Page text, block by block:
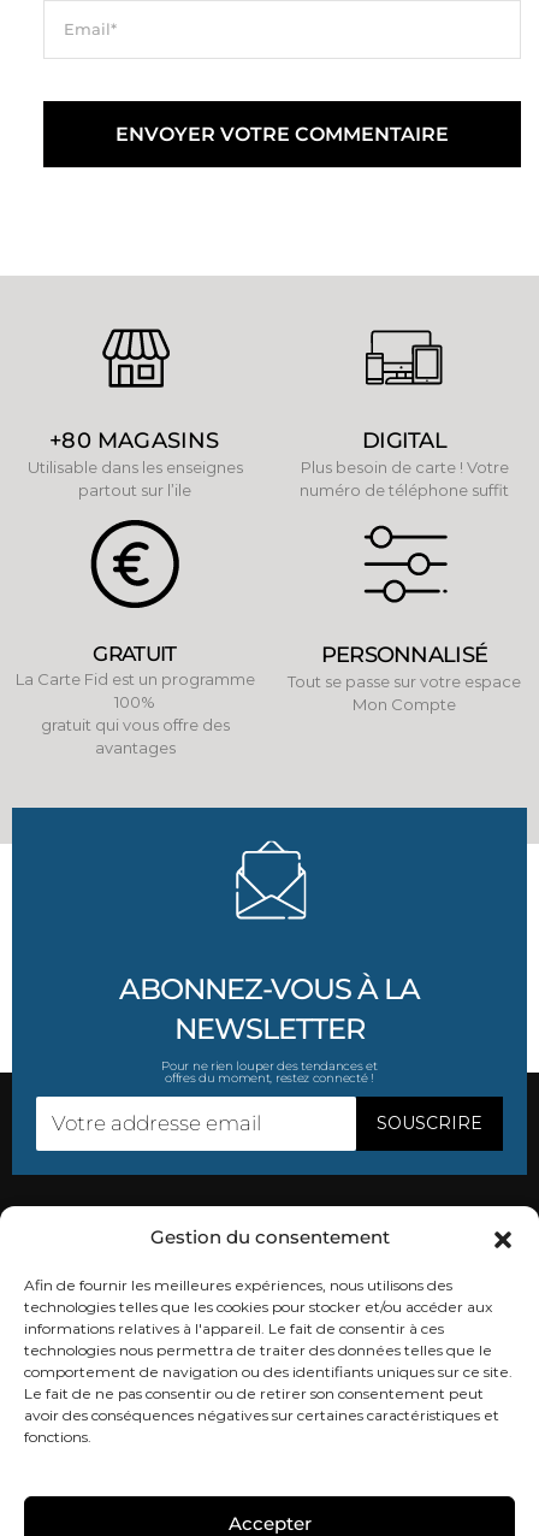
Gestion du consentement
Afin de fournir les meilleures expériences, nous utilisons des
technologies telles que les cookies pour stocker et/ou accéder aux
informations relatives à l'appareil. Le fait de consentir à ces
technologies nous permettra de traiter des données telles que le
comportement de navigation ou des identifiants uniques sur ce site.
Le fait de ne pas consentir ou de retirer son consentement peut
avoir des conséquences négatives sur certaines caractéristiques et
fonctions.
Accepter
+80 MAGASINS
Utilisable dans les enseignes
partout sur l’ile
DIGITAL
Plus besoin de carte ! Votre
numéro de téléphone suffit
GRATUIT
La Carte Fid est un programme
100%
gratuit qui vous offre des
avantages
PERSONNALISÉ
Tout se passe sur votre espace
Mon Compte
ABONNEZ-VOUS À LA
NEWSLETTER
Pour ne rien louper des tendances et
offres du moment, restez connecté !
CONTACTEZ-NOUS
SUIVEZ-NOUS